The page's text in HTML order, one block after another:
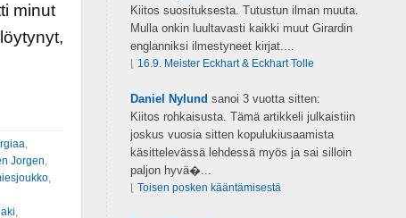
minut
Jorgen
,
Kiitos suosituksesta. Tutustun ilman muuta.
Mulla onkin luultavasti kaikki muut Girardin
englanniksi ilmestyneet kirjat....
16.9. Meister Eckhart & Eckhart Tolle
Daniel Nylund sanoi 3 vuotta sitten:
Kiitos rohkaisusta. Tämä artikkeli julkaistiin
joskus vuosia sitten kopulukiusaamista
käsittelevässä lehdessä myös ja sai silloin
paljon hyvä�...
Toisen posken kääntämisestä